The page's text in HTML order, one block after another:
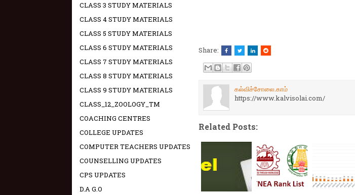
Share:
கல்விச்சோலை.காம்
https://www.kalvisolai.com/
Related Posts:
CLASS 3 STUDY MATERIALS
CLASS 4 STUDY MATERIALS
CLASS 5 STUDY MATERIALS
CLASS 6 STUDY MATERIALS
CLASS 7 STUDY MATERIALS
CLASS 8 STUDY MATERIALS
CLASS 9 STUDY MATERIALS
CLASS_12_ZOOLOGY_TM
COACHING CENTRES
COLLEGE UPDATES
COMPUTER TEACHERS UPDATES
COUNSELLING UPDATES
CPS UPDATES
D.A G.O